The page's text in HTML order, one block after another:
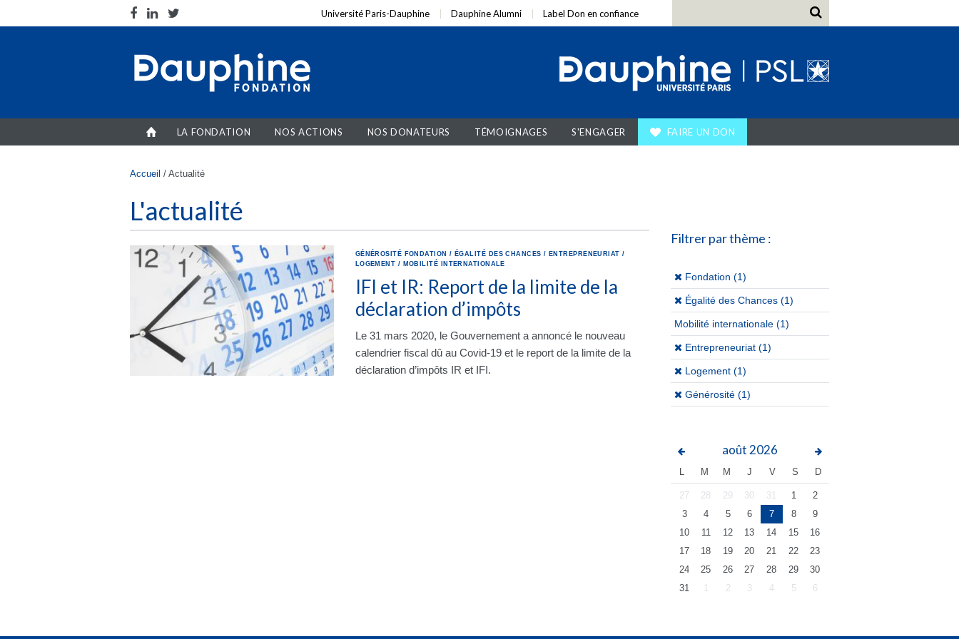
Université Paris-Dauphine Dauphine Alumni Label Don en confiance
LA FONDATION NOS ACTIONS NOS DONATEURS TÉMOIGNAGES S'ENGAGER FAIRE UN DON
Vous êtes ici
Accueil / Actualité
L'actualité
GÉNÉROSITÉ FONDATION / ÉGALITÉ DES CHANCES / ENTREPRENEURIAT /
LOGEMENT / MOBILITÉ INTERNATIONALE
IFI et IR: Report de la limite de la
déclaration d’impôts
Le 31 mars 2020, le Gouvernement a annoncé le nouveau
calendrier fiscal dû au Covid-19 et le report de la limite de la
déclaration d’impôts IR et IFI.
Filtrer par thème :
(x)Fondation (1)
(x)Égalité des Chances (1)
Mobilité internationale(1)
(x)Entrepreneuriat (1)
(x)Logement (1)
(x)
Générosité (1)
août 2026
L M M J V S D
27 28 29 30 31 1
2
3
4 5 6 7 8
9
10
11 12 13 14 15
16
17
18 19 20 21 22
23
24
25 26 27 28 29
30
31
1 2 3 4 5 6